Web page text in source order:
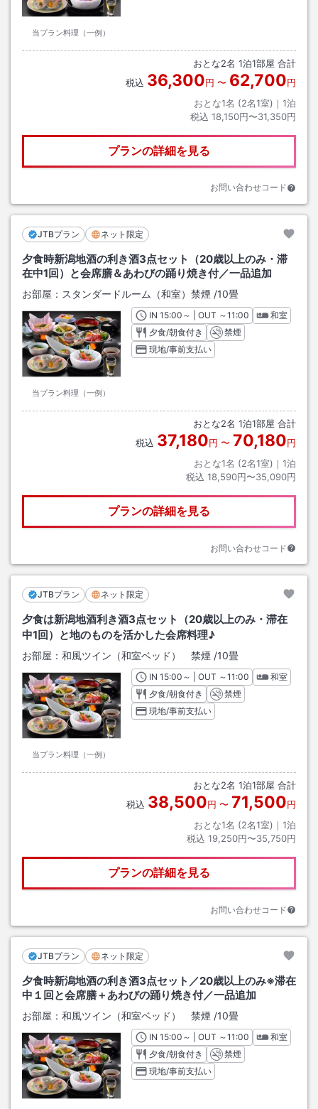
当プラン料理（一例）
おとな2名 1泊1部屋 合計
税込 36,300円 〜 62,700円
おとな1名 (2名1室)｜ 1泊
税込 18,150円〜31,350円
プランの詳細を見る
お問い合わせコード
JTBプラン ネット限定
夕食時新潟地酒の利き酒3点セット（20歳以上のみ・滞
在中1回）と会席膳＆あわびの踊り焼き付／一品追加
お部屋： スタンダードルーム（和室）禁煙 /10畳
当プラン料理（一例）
INチェックイン
15:00 ～ | OUT チェックアウト
～11:00
和室
夕食/朝食付き
禁煙
現地/事前支払い
おとな2名 1泊1部屋 合計
税込 37,180円 〜 70,180円
おとな1名 (2名1室)｜ 1泊
税込 18,590円〜35,090円
プランの詳細を見る
お問い合わせコード
JTBプラン ネット限定
夕食は新潟地酒利き酒3点セット（20歳以上のみ・滞在
中1回）と地のものを活かした会席料理♪
お部屋： 和風ツイン（和室ベッド） 禁煙 /10畳
当プラン料理（一例）
INチェックイン
15:00 ～ | OUT チェックアウト
～11:00
和室
夕食/朝食付き
禁煙
現地/事前支払い
おとな2名 1泊1部屋 合計
税込 38,500円 〜 71,500円
おとな1名 (2名1室)｜ 1泊
税込 19,250円〜35,750円
プランの詳細を見る
お問い合わせコード
JTBプラン ネット限定
夕食時新潟地酒の利き酒3点セット／20歳以上のみ※滞在
中１回と会席膳＋あわびの踊り焼き付／一品追加
お部屋： 和風ツイン（和室ベッド） 禁煙 /10畳
INチェックイン
15:00 ～ | OUT チェックアウト
～11:00
和室
夕食/朝食付き
禁煙
現地/事前支払い